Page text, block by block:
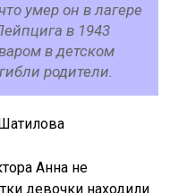
умер он в лагере
в 1943
в детском
родители.
Анна не
девочки находили